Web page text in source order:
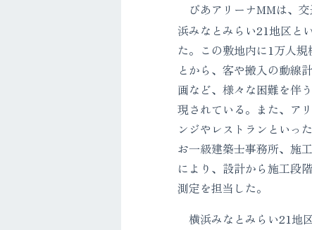
ぴあアリーナMMは、
浜みなとみらい21地区と
た。この敷地内に1万人
とから、客や搬入の動線
画など、様々な困難を伴
現されている。また、ア
ンジやレストランといっ
お一級建築士事務所、施
により、設計から施工段
測定を担当した。
横浜みなとみらい21地